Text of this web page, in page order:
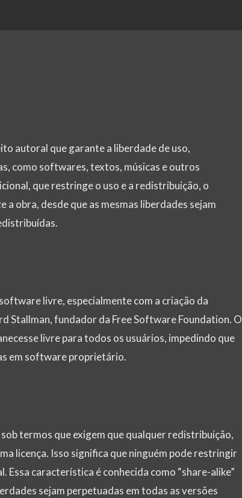
autoral que garante a liberdade de uso,
como softwares, textos, músicas e outros
que restringe o uso e a redistribuição, o
obra, desde que as mesmas liberdades sejam
livre, especialmente com a criação da
Stallman, fundador da Free Software Foundation. O
livre para todos os usuários, impedindo que
em software proprietário.
termos que exigem que qualquer redistribuição,
licença. Isso significa que ninguém pode restringir
característica é conhecida como “share-alike”
sejam perpetuadas em todas as versões